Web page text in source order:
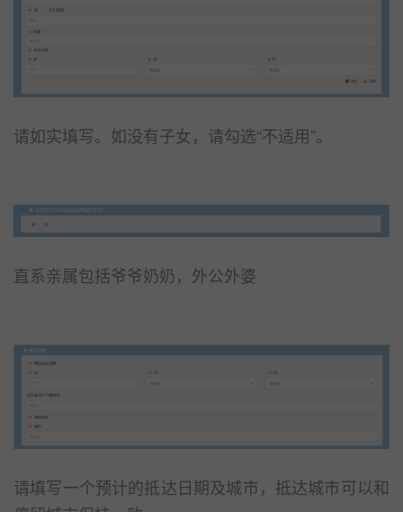
请如实填写。如没有子女，请勾选“不适用”。
直系亲属包括爷爷奶奶，外公外婆
请填写一个预计的抵达日期及城市，抵达城市可以和